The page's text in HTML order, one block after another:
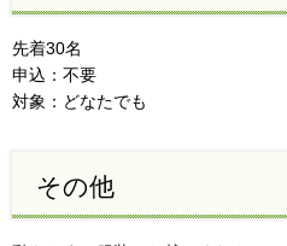
先着30名
申込：不要
対象：どなたでも
その他